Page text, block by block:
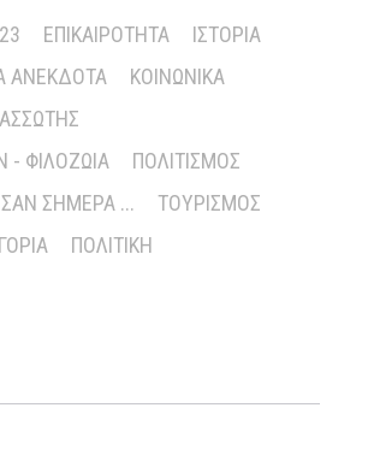
ΕΠΙΚΑΙΡΌΤΗΤΑ
ΙΣΤΟΡΊΑ
ΑΝΈΚΔΟΤΑ
ΚΟΙΝΩΝΙΚΆ
- ΦΙΛΟΖΩΊΑ
ΠΟΛΙΤΙΣΜΌΣ
ΣΑΝ ΣΉΜΕΡΑ ...
ΤΟΥΡΙΣΜΌΣ
ΠΟΛΙΤΙΚΉ